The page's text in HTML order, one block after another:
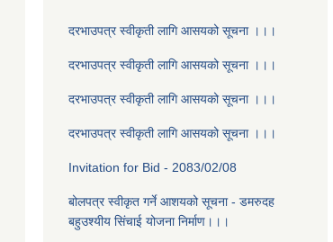
दरभाउपत्र स्वीकृती लागि आसयको सूचना ।।।
दरभाउपत्र स्वीकृती लागि आसयको सूचना ।।।
दरभाउपत्र स्वीकृती लागि आसयको सूचना ।।।
दरभाउपत्र स्वीकृती लागि आसयको सूचना ।।।
Invitation for Bid - 2083/02/08
बोलपत्र स्वीकृत गर्ने आशयको सूचना - डमरुदह
बहुउश्यीय सिंचाई योजना निर्माण।।।